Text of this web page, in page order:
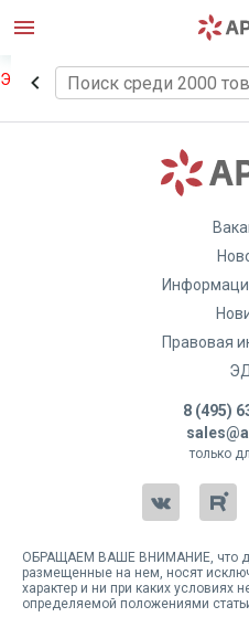
Элемент не найден!
Правовая
8 (495)
только
ОБРАЩАЕМ ВАШЕ ВНИМАНИЕ, что
размещенные на нем, носят
характер и ни при каких условиях
определяемой положениями